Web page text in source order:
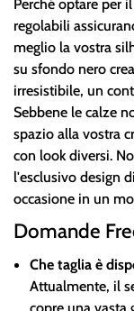
Perché optare per
regolabili
meglio la vostra
su sfondo nero
irresistibile, un
Sebbene le calze
spazio alla vostra
con look diversi.
l'esclusivo design
occasione in un
Domande
Che taglia è
Attualmente, il